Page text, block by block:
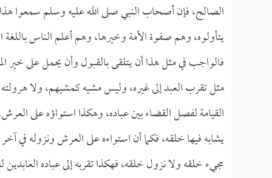
الصالح، فإن أصحاب النبي صلى الله عليه وسلم سمعوا
يتأولوه، وهم صفوة الأمة وخيرها، وهم أعلم الناس باللغة
فالواجب في مثل هذا أن يتلقى بالقبول وأن يحمل على خير
مثل تقرب العبد إلى غيره، وليس مشيه كمشيهم، ولا
القيامة لفصل القضاء بين عباده، وهكذا استواؤه على
يشابه فيها خلقه، فكما أن استواءه على العرش ونزوله في
مجيء خلقه ولا نزول خلقه، فهكذا تقربه إلى عباده العابدين